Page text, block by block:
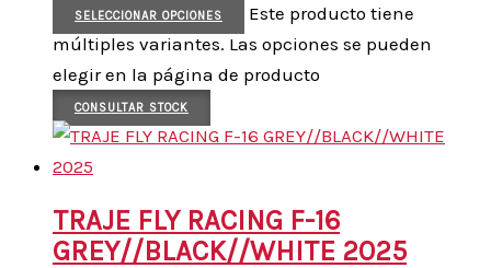
SELECCIONAR OPCIONES
Este producto tiene
múltiples variantes. Las opciones se pueden
elegir en la página de producto
CONSULTAR STOCK
TRAJE FLY RACING F-16
GREY//BLACK//WHITE 2025